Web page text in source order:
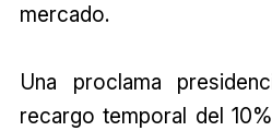
mercado.
Una proclama
recargo temporal del